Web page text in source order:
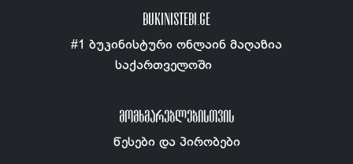
BUKINISTEBI.GE
#1 ბუკინისტური ონლაინ მაღაზია
საქართველოში
ᲛᲝᲛᲮᲛᲐᲠᲔᲑᲚᲔᲑᲘᲡᲗᲕᲘᲡ
წესები და პირობები